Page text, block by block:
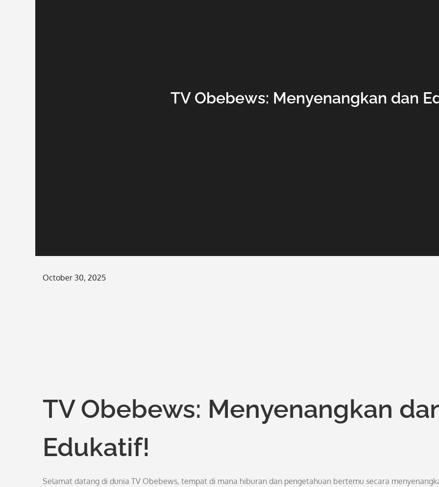
TV Obebews: Menyenangkan dan
Posted
October 30, 2025
TV Obebews: Menyenangkan
Edukatif!
Selamat datang di dunia TV Obebews, tempat di mana hiburan dan pengetahuan bertemu secara